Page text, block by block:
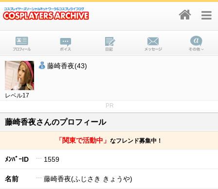
レベル17
藤崎香夜(43)
PR
藤崎香夜さんのプロフィール
「関東で活動中」 なフレンド募集中！
ﾒﾝﾊﾞｰID 1559
名前 藤崎香夜(ふじさき きょうや)